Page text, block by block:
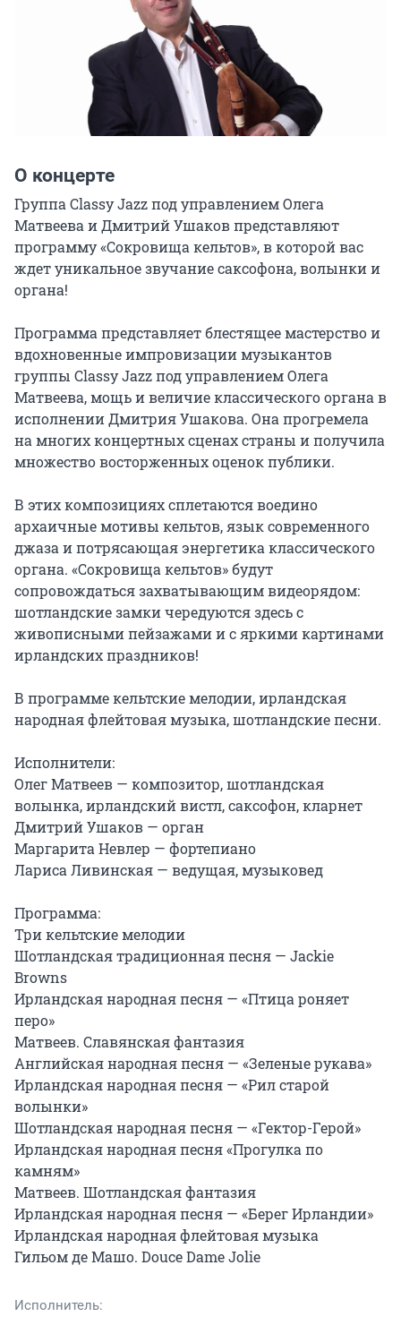
О концерте
Группа Classy Jazz под управлением Олега
Матвеева и Дмитрий Ушаков представляют
программу «Сокровища кельтов», в которой вас
ждет уникальное звучание саксофона, волынки и
органа!
Программа представляет блестящее мастерство и
вдохновенные импровизации музыкантов
группы Classy Jazz под управлением Олега
Матвеева, мощь и величие классического органа в
исполнении Дмитрия Ушакова. Она прогремела
на многих концертных сценах страны и получила
множество восторженных оценок публики.
В этих композициях сплетаются воедино
архаичные мотивы кельтов, язык современного
джаза и потрясающая энергетика классического
органа. «Сокровища кельтов» будут
сопровождаться захватывающим видеорядом:
шотландские замки чередуются здесь с
живописными пейзажами и с яркими картинами
ирландских праздников!
В программе кельтские мелодии, ирландская
народная флейтовая музыка, шотландские песни.
Исполнители:
Олег Матвеев — композитор, шотландская
волынка, ирландский вистл, саксофон, кларнет
Дмитрий Ушаков — орган
Маргарита Невлер — фортепиано
Лариса Ливинская — ведущая, музыковед
Программа:
Три кельтские мелодии
Шотландская традиционная песня — Jackie
Browns
Ирландская народная песня — «Птица роняет
перо»
Матвеев. Славянская фантазия
Английская народная песня — «Зеленые рукава»
Ирландская народная песня — «Рил старой
волынки»
Шотландская народная песня — «Гектор-Герой»
Ирландская народная песня «Прогулка по
камням»
Матвеев. Шотландская фантазия
Ирландская народная песня — «Берег Ирландии»
Ирландская народная флейтовая музыка
Гильом де Машо. Douce Dame Jolie
Исполнитель: